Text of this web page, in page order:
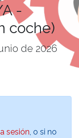
-
coche)
de 2026
sesión , o si no